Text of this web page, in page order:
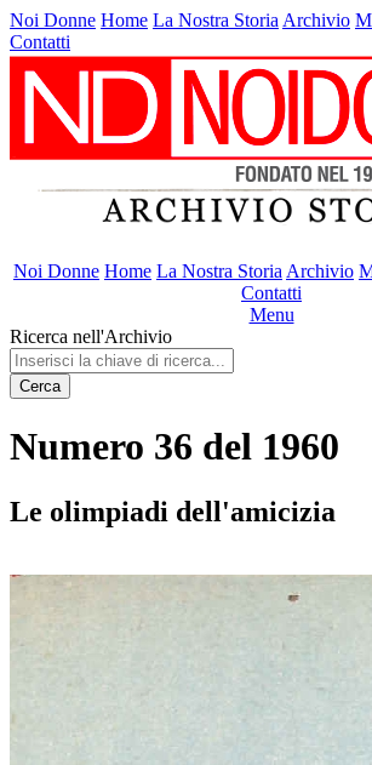
Noi Donne Home La Nostra Storia Archivio
Contatti
Noi Donne Home La Nostra Storia Archivio
Contatti
Menu
Ricerca nell'Archivio
Cerca
Numero 36 del 1960
Le olimpiadi dell'amicizia